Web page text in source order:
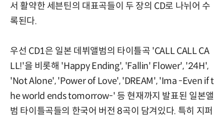
서 활약한 세븐틴의 대표곡들이 두 장의 CD로 나뉘어 수
록된다.
우선 CD1은 일본 데뷔앨범의 타이틀곡 'CALL CALL CA
LL!'을 비롯해 'Happy Ending', 'Fallin' Flower', '24H',
'Not Alone', 'Power of Love', 'DREAM', 'Ima -Even if t
he world ends tomorrow-' 등 현재까지 발표된 일본앨
범 타이틀곡들의 한국어 버전 8곡이 담겨있다. 특히 지퍼